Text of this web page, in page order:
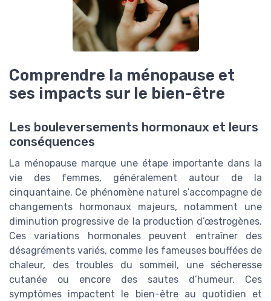
Comprendre la ménopause et
ses impacts sur le bien-être
Les bouleversements hormonaux et leurs
conséquences
La ménopause marque une étape importante dans la
vie des femmes, généralement autour de la
cinquantaine. Ce phénomène naturel s’accompagne de
changements hormonaux majeurs, notamment une
diminution progressive de la production d’œstrogènes.
Ces variations hormonales peuvent entraîner des
désagréments variés, comme les fameuses bouffées de
chaleur, des troubles du sommeil, une sécheresse
cutanée ou encore des sautes d’humeur. Ces
symptômes impactent le bien-être au quotidien et